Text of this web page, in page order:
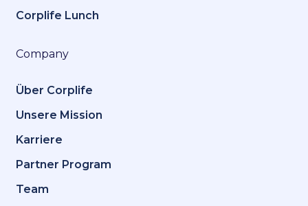
Corplife Lunch
Company
Über Corplife
Unsere Mission
Karriere
Partner Program
Team